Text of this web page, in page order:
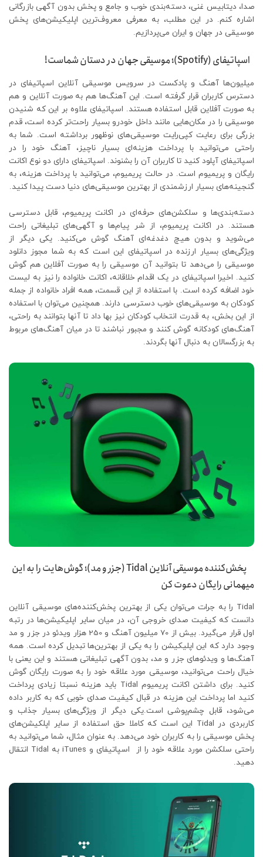
صدا، دیتابیس غنی، دسته‌بندی خوب و جامع و پخش بدون آگهی بازرگانی
اشاره کنم. در این مطلب، به معرفی معروف‌ترین اپلیکیشن‌های پخش
موسیقی در جهان و ایران می‌پردازیم.
اسپاتیفای (Spotify)؛ موسیقی جهان در دستان شماست!
میلیون‌‌ها آهنگ و پادکست در سرویس موسیقی آنلاین اسپاتیفای در
دسترس کاربران قرار گرفته است. این آهنگ‌ها هم به صورت آنلاین و هم
به صورت آفلاین قابل استفاده هستند. اسپاتیفای علاوه بر این که شنیدن
موسیقی را در مکان‌هایی مانند داخل خودرو بسیار راحت‌تر کرده است، قدم
بزرگی برای رعایت کپی‌رایت موسیقی‌های نوظهور برداشته است. شما به
راحتی می‌توانید با پرداخت هزینه‌ای بسیار ناچیز، آهنگ خود را در
اسپاتیفای آپلود کنید تا کاربران آن را بشنوند. اسپاتیفای دارای دو نوع اکانت
رایگان و پریمیوم است. در حالت پریمیوم، می‌توانید با پرداخت هزینه، به
گنجینه‌های بسیار ارزشمندی از بهترین موسیقی‌های دنیا دست پیدا کنید.
دسته‌بندی‌ها و سلکشن‌های حرفه‌ای در اکانت پریمیوم، قابل دسترسی
هستند. در اکانت پریمیوم، از شر پیام‌ها و آگهی‌های تبلیغاتی راحت
می‌شوید و بدون هیچ دغدغه‌ای آهنگ گوش می‌کنید. یکی دیگر از
ویژگی‌های بسیار ارزنده در اسپاتیفای این است که به شما مجوز دانلود
موسیقی را می‌دهد تا بتوانید آن موسیقی را به صورت آفلاین هم گوش
کنید. اخیرا اسپاتیفای در یک اقدام خلاقانه، اکانت خانواده را نیز به لیست
خود اضافه کرده است. با استفاده از این قسمت، همه افراد خانواده از جمله
کودکان به موسیقی‌های خوب دسترسی دارند. همچنین می‌توان با استفاده
از این بخش، به قدرت انتخاب کودکان نیز بها داد تا آنها بتوانند به راحتی،
آهنگ‌های کودکانه گوش کنند و مجبور نباشند تا در میان آهنگ‌های مربوط
به بزرگسالان به دنبال آنها بگردند.
پخش‌کننده موسیقی آنلاین Tidal (جزر و مد)؛ گوش‌هایت را به این
میهمانی رایگان دعوت کن
Tidal را به جرات می‌توان یکی از بهترین پخش‌کننده‌های موسیقی آنلاین
دانست که کیفیت صدای خروجی آن، در میان سایر اپلیکیشن‌ها در رتبه
اول قرار می‌گیرد. بیش از 70 میلیون آهنگ و 250 هزار ویدئو در جزر و مد
وجود دارد که این اپلیکیشن را به یکی از بهترین‌ها تبدیل کرده است. همه
آهنگ‌ها و ویدئوهای جزر و مد، بدون آگهی تبلیغاتی هستند و این یعنی با
خیال راحت می‌توانید، موسیقی مورد علاقه خود را به صورت رایگان گوش
کنید. برای داشتن اکانت پریمیوم Tidal باید هزینه نسبتا زیادی پرداخت
کنید اما پرداخت این هزینه در قبال کیفیت صدای خوبی که به کاربر داده
می‌شود، قابل چشم‌پوشی است.یکی دیگر از ویژگی‌های بسیار جذاب و
کاربردی در Tidal این است که کاملا حق استفاده از سایر اپلکیشن‌های
پخش موسیقی را به کاربران خود می‌دهد. به عنوان مثال، شما می‌توانید به
راحتی سلکشن مورد علاقه خود را از اسپاتیفای و iTunes به Tidal انتقال
دهید.